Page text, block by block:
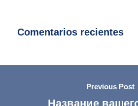
Comentarios recientes
Previous Post
Название